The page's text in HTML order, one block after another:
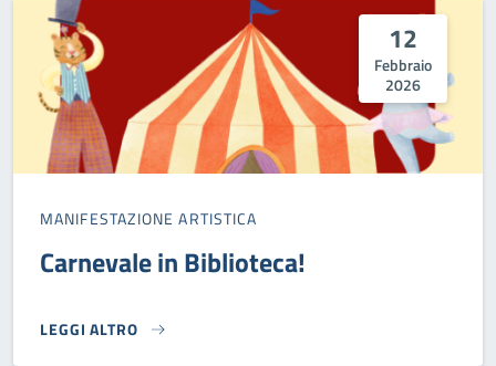
12
Febbraio
2026
MANIFESTAZIONE ARTISTICA
Carnevale in Biblioteca!
LEGGI ALTRO
CARNEVALE IN BIBLIOTECA!}